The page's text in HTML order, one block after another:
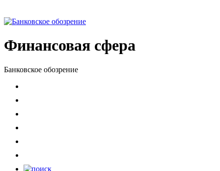
Финансовая сфера
Банковское обозрение